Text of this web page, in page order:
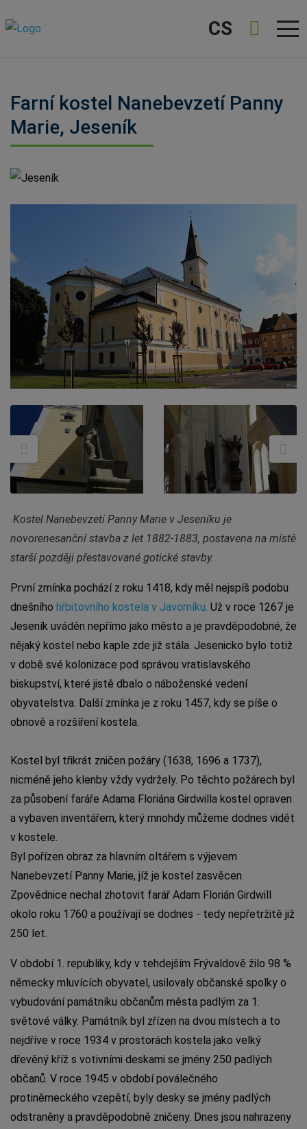
CS
Farní kostel Nanebevzetí Panny
Marie, Jeseník
Jeseník
Kostel Nanebevzetí Panny Marie v Jeseníku je
novorenesanční stavba z let 1882-1883, postavena na místě
starší později přestavované gotické stavby.
První zmínka pochází z roku 1418, kdy měl nejspíš podobu
dnešního hřbitovního kostela v Javorníku. Už v roce 1267 je
Jeseník uváděn nepřímo jako město a je pravděpodobné, že
nějaký kostel nebo kaple zde již stála. Jesenicko bylo totiž
v době své kolonizace pod správou vratislavského
biskupství, které jistě dbalo o náboženské vedení
obyvatelstva. Další zmínka je z roku 1457, kdy se píše o
obnově a rozšíření kostela.
Kostel byl třikrát zničen požáry (1638, 1696 a 1737),
nicméně jeho klenby vždy vydržely. Po těchto požárech byl
za působení faráře Adama Floriána Girdwilla kostel opraven
a vybaven inventářem, který mnohdy můžeme dodnes vidět
v kostele.
Byl pořízen obraz za hlavním oltářem s výjevem
Nanebevzetí Panny Marie, jíž je kostel zasvěcen.
Zpovědnice nechal zhotovit farář Adam Florián Girdwill
okolo roku 1760 a používají se dodnes - tedy nepřetržitě již
250 let.
V období 1. republiky, kdy v tehdejším Frývaldově žilo 98 %
německy mluvících obyvatel, usilovaly občanské spolky o
vybudování památníku občanům města padlým za 1.
světové války. Památník byl zřízen na dvou místech a to
nejdříve v roce 1934 v prostorách kostela jako velký
dřevěný kříž s votivními deskami se jmény 250 padlých
občanů. V roce 1945 v období poválečného
protiněmeckého vzepětí, byly desky se jmény padlých
odstraněny a pravděpodobně zničeny. Dnes jsou nahrazeny